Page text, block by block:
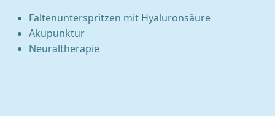
Faltenunterspritzen mit Hyaluronsäure
Akupunktur
Neuraltherapie